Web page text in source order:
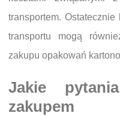
transportem.
transportu mogą
zakupu opakowań
Jakie